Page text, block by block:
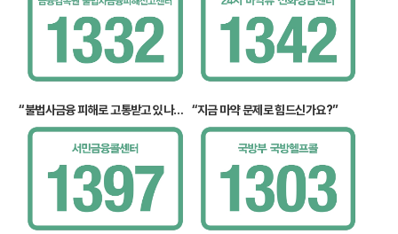
“불법사금융 피해로 고통받고 있나요?” “지금 마약 문제로 힘드신가요?”